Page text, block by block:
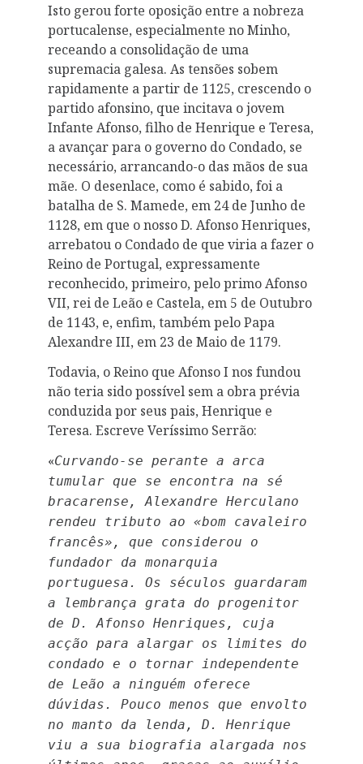
Isto gerou forte oposição entre a nobreza
portucalense, especialmente no Minho,
receando a consolidação de uma
supremacia galesa. As tensões sobem
rapidamente a partir de 1125, crescendo o
partido afonsino, que incitava o jovem
Infante Afonso, filho de Henrique e Teresa,
a avançar para o governo do Condado, se
necessário, arrancando-o das mãos de sua
mãe. O desenlace, como é sabido, foi a
batalha de S. Mamede, em 24 de Junho de
1128, em que o nosso D. Afonso Henriques,
arrebatou o Condado de que viria a fazer o
Reino de Portugal, expressamente
reconhecido, primeiro, pelo primo Afonso
VII, rei de Leão e Castela, em 5 de Outubro
de 1143, e, enfim, também pelo Papa
Alexandre III, em 23 de Maio de 1179.
Todavia, o Reino que Afonso I nos fundou
não teria sido possível sem a obra prévia
conduzida por seus pais, Henrique e
Teresa. Escreve Veríssimo Serrão:
«Curvando-se perante a arca
tumular que se encontra na sé
bracarense, Alexandre Herculano
rendeu tributo ao «bom cavaleiro
francês», que considerou o
fundador da monarquia
portuguesa. Os séculos guardaram
a lembrança grata do progenitor
de D. Afonso Henriques, cuja
acção para alargar os limites do
condado e o tornar independente
de Leão a ninguém oferece
dúvidas. Pouco menos que envolto
no manto da lenda, D. Henrique
viu a sua biografia alargada nos